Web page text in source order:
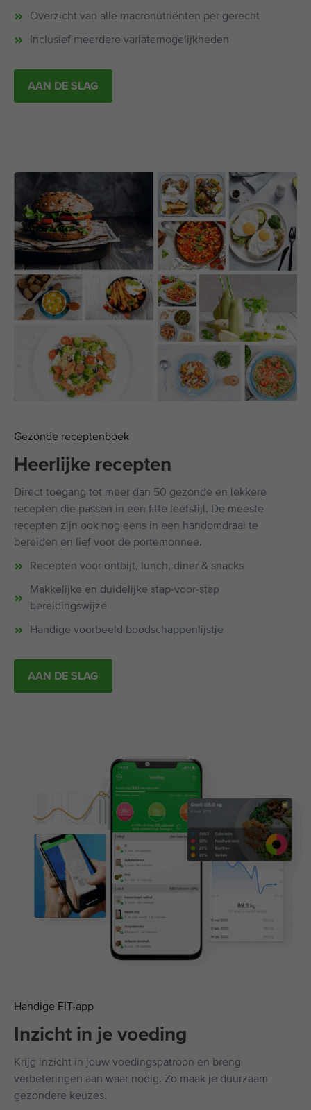
Overzicht van alle macronutriënten per gerecht
Inclusief meerdere variatemogelijkheden
AAN DE SLAG
Gezonde receptenboek
Heerlijke recepten
Direct toegang tot meer dan 50 gezonde en lekkere
recepten die passen in een fitte leefstijl. De meeste
recepten zijn ook nog eens in een handomdraai te
bereiden en lief voor de portemonnee.
Recepten voor ontbijt, lunch, diner & snacks
Makkelijke en duidelijke stap-voor-stap
bereidingswijze
Handige voorbeeld boodschappenlijstje
AAN DE SLAG
Handige FIT-app
Inzicht in je voeding
Krijg inzicht in jouw voedingspatroon en breng
verbeteringen aan waar nodig. Zo maak je duurzaam
gezondere keuzes.